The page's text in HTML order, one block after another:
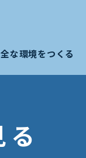
な環境をつくる